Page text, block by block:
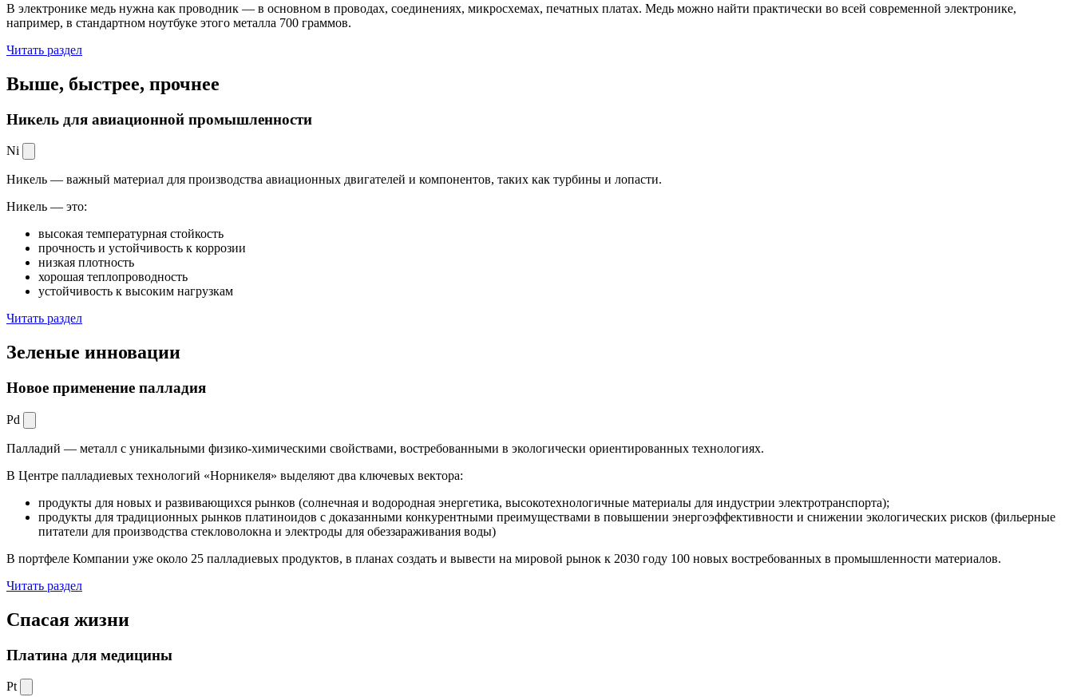
В электронике медь нужна как проводник — в основном в проводах, соединениях, микросхемах, печатных платах. Медь можно найти практически во всей современной электронике,
например, в стандартном ноутбуке этого металла 700 граммов.
Читать раздел
Выше, быстрее, прочнее
Никель для авиационной промышленности
Ni
Никель — важный материал для производства авиационных двигателей и компонентов, таких как турбины и лопасти.
Никель — это:
высокая температурная стойкость
прочность и устойчивость к коррозии
низкая плотность
хорошая теплопроводность
устойчивость к высоким нагрузкам
Читать раздел
Зеленые инновации
Новое применение палладия
Pd
Палладий — металл с уникальными физико-химическими свойствами, востребованными в экологически ориентированных технологиях.
В Центре палладиевых технологий «Норникеля» выделяют два ключевых вектора:
продукты для новых и развивающихся рынков (солнечная и водородная энергетика, высокотехнологичные материалы для индустрии электротранспорта);
продукты для традиционных рынков платиноидов с доказанными конкурентными преимуществами в повышении энергоэффективности и снижении экологических рисков (фильерные
питатели для производства стекловолокна и электроды для обеззараживания воды)
В портфеле Компании уже около 25 палладиевых продуктов, в планах создать и вывести на мировой рынок к 2030 году 100 новых востребованных в промышленности материалов.
Читать раздел
Спасая жизни
Платина для медицины
Pt